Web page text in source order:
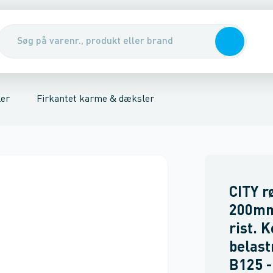
& udskillere Pumper, pumpebrønde & ventiler
& dækslerRendestens karmeRørbrøndkarme
Firkantet karme & dæksler
CITY
rist.
B125